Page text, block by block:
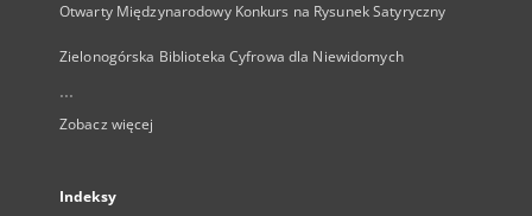
Otwarty Międzynarodowy Konkurs na Rysunek Satyryczny
Zielonogórska Biblioteka Cyfrowa dla Niewidomych
...
Zobacz więcej
Indeksy